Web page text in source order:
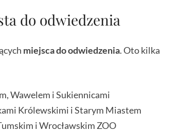
do odwiedzenia
miejsca do odwiedzenia. Oto kilka
Wawelem i Sukiennicami
Królewskimi i Starym Miastem
i Wrocławskim ZOO